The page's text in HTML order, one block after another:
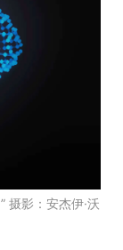
摄影：安杰伊·沃